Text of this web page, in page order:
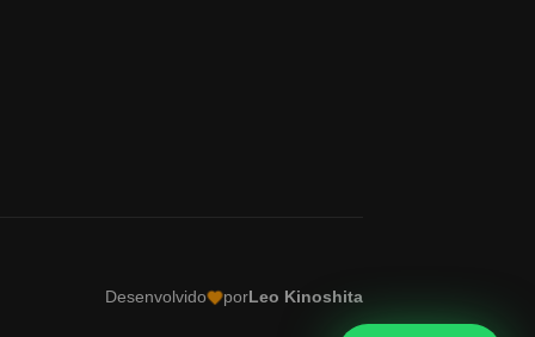
Desenvolvido porLeo Kinoshita